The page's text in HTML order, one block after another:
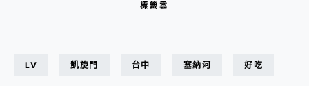
標籤雲
LV 凱旋門 台中 塞納河 好吃